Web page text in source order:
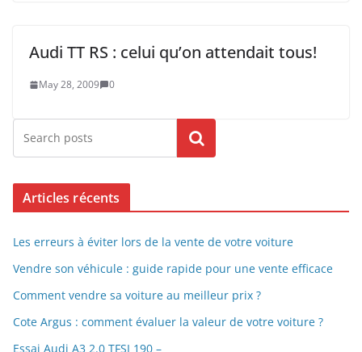
Audi TT RS : celui qu’on attendait tous!
May 28, 2009 0
Search
Articles récents
Les erreurs à éviter lors de la vente de votre voiture
Vendre son véhicule : guide rapide pour une vente efficace
Comment vendre sa voiture au meilleur prix ?
Cote Argus : comment évaluer la valeur de votre voiture ?
Essai Audi A3 2.0 TFSI 190 –